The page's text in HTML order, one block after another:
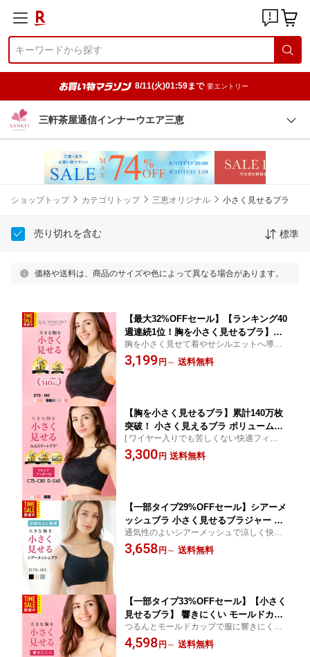
8/11(火)01:59まで 要エントリー
三軒茶屋通信インナーウエア三恵
ショップトップ カテゴリトップ 三恵オリジナル 小さく見せるブラ
売り切れを含む 標準
価格や送料は、商品のサイズや色によって異なる場合があります。
【最大32%OFFセール】【ランキング40
週連続1位！胸を小さく見せるブラ】累
計140万枚突破！ 小さく見せるブラ ボ
リュームダウン ブラジャー 大きい胸 胸
胸を小さく見せて着やせシルエットへ導く
小さく見せるブラ。ワイヤー入りでも苦し
くない脇高設計で背中までスッキリ 胸が小
3,199円 ～ 送料無料
【胸を小さく見せるブラ】累計140万枚
突破！ 小さく見えるブラ ボリュームダ
ウン ブラジャー 胸のボリュームをおさ
えるブラ 補正下着 着痩せブラ ルルスマ
[ ワイヤー入りでも苦しくない快適フィット
] [ 胸のボリュームを整える美シルエット ] [
脇高設計で背中スッキリ見える ] [ 大きいサ
3,300円 送料無料
【一部タイプ29%OFFセール】シアーメ
ッシュブラ 小さく見せるブラジャー 通
気性 軽やかフィット 着痩せブラ ワイヤ
ー入り 苦しくない シアーメッシュブラ
通気性のよいシアーメッシュで涼しく快適
な小さく見せるブラ。軽やかな着け心地で
自然な着痩せシルエットへ。夏ブラ 涼しい
3,658円 ～ 送料無料
【一部タイプ33%OFFセール】【小さく
見せるブラ】 響きにくい モールドカッ
プ 着痩せブラ ブラジャー ワイヤー入り
苦しくない Tシャツブラ シルエット 響
つるんとモールドカップで服に響きにく
い。 胸の高さを抑えてすっきり着痩せシル
エットへ。 小さく見せてきれいに整えるT
4,598円 ～ 送料無料